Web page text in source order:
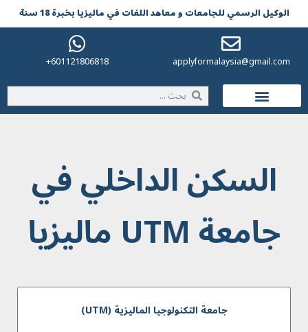
الوکیل الرسمي للجامعات و معاهد اللغات في مالیزیا بخبرة 18 سنة
applyformalaysia@gmail.com
601121806818+
السكن الداخلي في
جامعة UTM ماليزيا
جامعة التكنولوجيا الماليزية (UTM)